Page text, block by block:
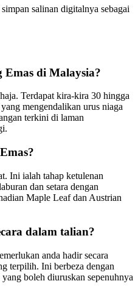
salinan digitalnya sebagai
di Malaysia?
Terdapat kira-kira 30 hingga
mengendalikan urus niaga
terkini di laman
Ini ialah tahap ketulenan
dan setara dengan
Maple Leaf dan Austrian
dalam talian?
anda hadir secara
terpilih. Ini berbeza dengan
boleh diuruskan sepenuhnya